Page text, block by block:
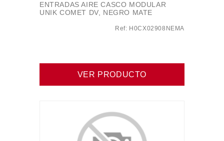
ENTRADAS AIRE CASCO MODULAR
UNIK COMET DV, NEGRO MATE
Ref: H0CX02908NEMA
VER PRODUCTO